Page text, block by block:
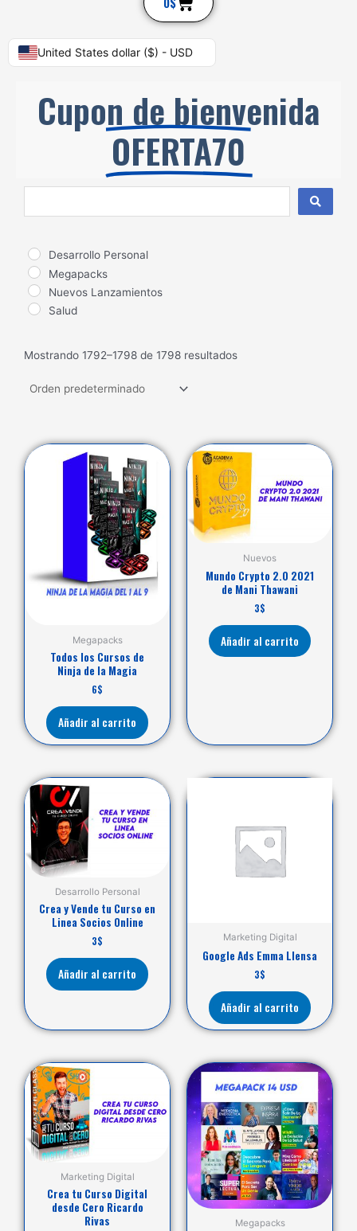
United States dollar ($) - USD
Cupon de bienvenida
OFERTA70
Desarrollo Personal
Megapacks
Nuevos Lanzamientos
Salud
Mostrando 1792–1798 de 1798 resultados
Megapacks
Todos los Cursos de
Ninja de la Magia
6$
Añadir al carrito
Nuevos
Mundo Crypto 2.0 2021
de Mani Thawani
3$
Añadir al carrito
Desarrollo Personal
Crea y Vende tu Curso en
Linea Socios Online
3$
Añadir al carrito
Marketing Digital
Google Ads Emma Llensa
3$
Añadir al carrito
Marketing Digital
Crea tu Curso Digital
desde Cero Ricardo
Rivas
Megapacks